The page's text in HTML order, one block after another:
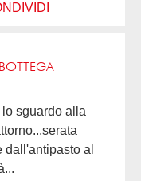
dall'antipasto al